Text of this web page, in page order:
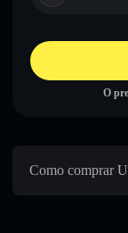
O
Como comprar